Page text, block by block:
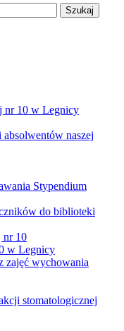
Szukaj
nr 10 w Legnicy
naszej
Stypendium
do biblioteki
nr 10
w Legnicy
zajęć wychowania
stomatologicznej